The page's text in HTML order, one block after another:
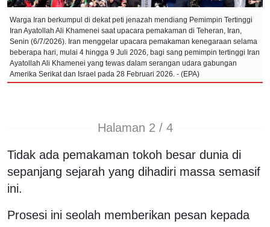
Warga Iran berkumpul di dekat peti jenazah mendiang Pemimpin Tertinggi
Iran Ayatollah Ali Khamenei saat upacara pemakaman di Teheran, Iran,
Senin (6/7/2026). Iran menggelar upacara pemakaman kenegaraan selama
beberapa hari, mulai 4 hingga 9 Juli 2026, bagi sang pemimpin tertinggi Iran
Ayatollah Ali Khamenei yang tewas dalam serangan udara gabungan
Amerika Serikat dan Israel pada 28 Februari 2026. - (EPA)
Halaman 2 / 4
Tidak ada pemakaman tokoh besar dunia di
sepanjang sejarah yang dihadiri massa semasif
ini.
Prosesi ini seolah memberikan pesan kepada